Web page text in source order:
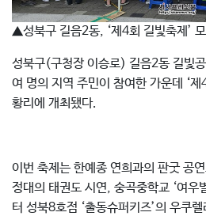
▲성북구 길음2동, ‘제4회 길빛축제’
성북구(구청장 이승로) 길음2동 길빛
여 명의 지역 주민이 참여한 가운데 ‘
황리에 개최됐다.
이번 축제는 한예종 연희과의 판굿 공
정대의 태권도 시연, 숭곡중학교 ‘여우
터 성북8호점 ‘출동슈퍼키즈’의 우쿠